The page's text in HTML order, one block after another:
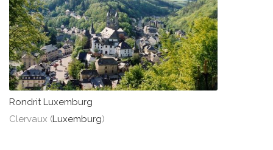
Rondrit Luxemburg
Clervaux (Luxemburg)